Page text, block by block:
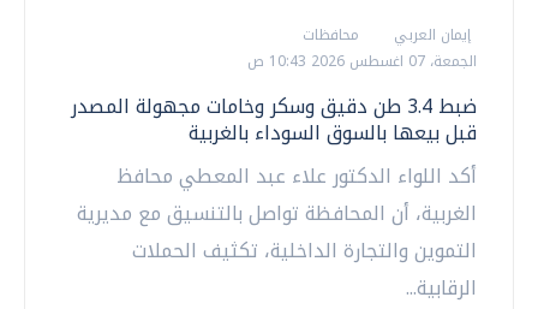
إيمان العربي
محافظات
الجمعة، 07 اغسطس 2026 10:43 ص
ضبط 3.4 طن دقيق وسكر وخامات مجهولة المصدر
قبل بيعها بالسوق السوداء بالغربية
أكد اللواء الدكتور علاء عبد المعطي محافظ
الغربية، أن المحافظة تواصل بالتنسيق مع مديرية
التموين والتجارة الداخلية، تكثيف الحملات
الرقابية...